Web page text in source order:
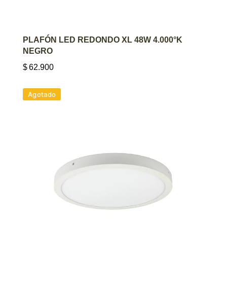
AGREGAR AL CARRITO
PLAFÓN LED REDONDO XL 48W 4.000°K
NEGRO
$62.900
Agotado